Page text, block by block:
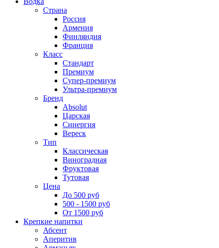
Страна
Россия
Армения
Финляндия
Франция
Класс
Стандарт
Премиум
Супер-премиум
Ультра-премиум
Бренд
Absolut
Царская
Синергия
Вереск
Тип
Классическая
Виноградная
Фруктовая
Тутовая
Цена
До 500 руб
500 - 1500 руб
От 1500 руб
Крепкие напитки
Абсент
Аперитив